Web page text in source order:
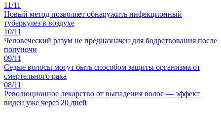
11/11
Новый метод позволяет обнаружить инфекционный
туберкулез в воздухе
10/11
Человеческий разум не предназначен для бодрствования после
полуночи
09/11
Седые волосы могут быть способом защиты организма от
смертельного рака
08/11
Революционное лекарство от выпадения волос — эффект
виден уже через 20 дней